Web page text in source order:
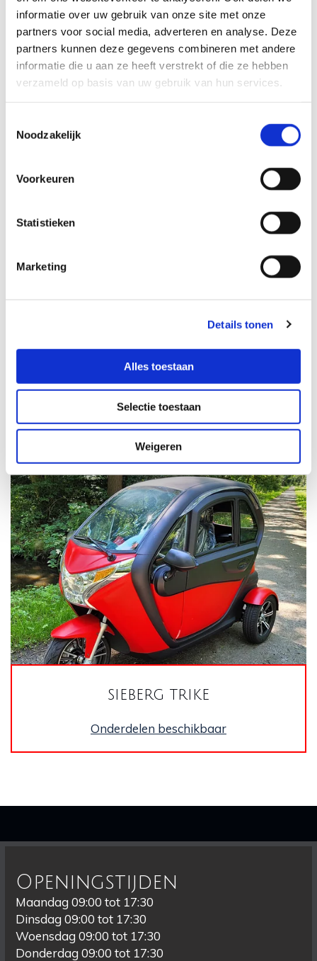
informatie over uw gebruik van onze site met onze
partners voor social media, adverteren en analyse. Deze
partners kunnen deze gegevens combineren met andere
informatie die u aan ze heeft verstrekt of die ze hebben
verzameld op basis van uw gebruik van hun services.
Noodzakelijk
Voorkeuren
Statistieken
Marketing
Details tonen
Alles toestaan
Selectie toestaan
Weigeren
Onderdelen beschikbaar
sieberg trike
Onderdelen beschikbaar
Openingstijden
Maandag 09:00 tot 17:30
Dinsdag 09:00 tot 17:30
Woensdag 09:00 tot 17:30
Donderdag 09:00 tot 17:30